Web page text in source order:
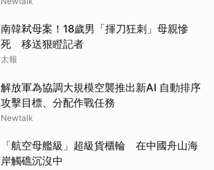
南韓弒母案！18歲男「揮刀狂刺」母親慘
死 移送狠瞪記者
太報
解放軍為協調大規模空襲推出新AI 自動排序
攻擊目標、分配作戰任務
Newtalk
「航空母艦級」超級貨櫃輪 在中國舟山海
岸觸礁沉沒中